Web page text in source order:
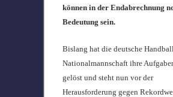
können in der Endabrechnung
Bedeutung sein.
Bislang hat die deutsche
Nationalmannschaft ihre
gelöst und steht nun vor der
Herausforderung gegen